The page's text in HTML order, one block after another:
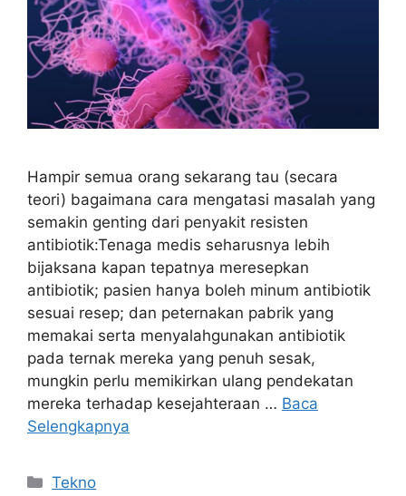
Hampir semua orang sekarang tau (secara
teori) bagaimana cara mengatasi masalah yang
semakin genting dari penyakit resisten
antibiotik:Tenaga medis seharusnya lebih
bijaksana kapan tepatnya meresepkan
antibiotik; pasien hanya boleh minum antibiotik
sesuai resep; dan peternakan pabrik yang
memakai serta menyalahgunakan antibiotik
pada ternak mereka yang penuh sesak,
mungkin perlu memikirkan ulang pendekatan
mereka terhadap kesejahteraan … Baca
Selengkapnya
Kategori
Tekno